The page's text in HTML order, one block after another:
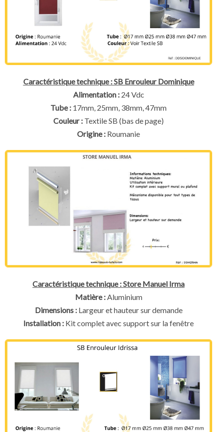
Caractéristique technique : SB Enrouleur Dominique
Alimentation : 24 Vdc
Tube : 17mm, 25mm, 38mm, 47mm
Couleur : Textile SB (bas de page)
Origine : Roumanie
Caractéristique technique : Store Manuel Irma
Matière :Aluminium
Dimensions : Largeur et hauteur sur demande
Installation : Kit complet avec support sur la fenêtre